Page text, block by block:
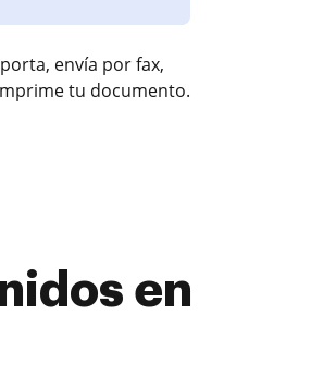
envía por fax,
tu documento.
en